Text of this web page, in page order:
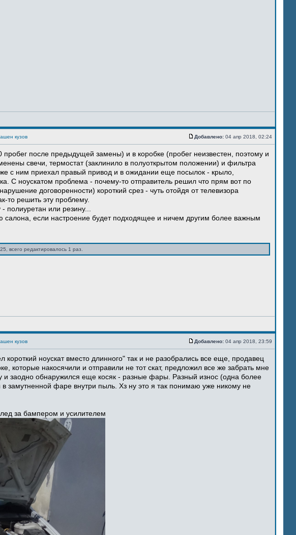
кузов Добавлено: 04 апр 2018, 02:24
после предыдущей замены) и в коробке (пробег неизвестен, поэтому и
свечи, термостат (заклинило в полуоткрытом положении) и фильтра
с ним приехал правый привод и в ожидании еще посылок - крыло,
С ноускатом проблема - почему-то отправитель решил что прям вот по
договоренности) короткий срез - чуть отойдя от телевизора
то решить эту проблему.
полиуретан или резину...
салона, если настроение будет подходящее и ничем другим более важным
всего редактировалось 1 раз.
кузов Добавлено: 04 апр 2018, 23:59
ноускат вместо длинного" так и не разобрались все еще, продавец
которые накосячили и отправили не тот скат, предложил все же забрать мне
и заодно обнаружился еще косяк - разные фары. Разный износ (одна более
замутненной фаре внутри пыль. Хз ну это я так понимаю уже никому не
за бампером и усилителем